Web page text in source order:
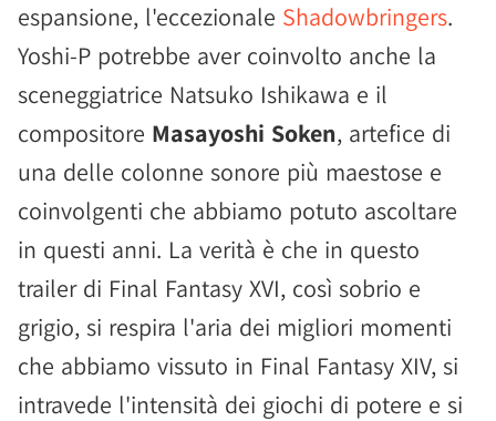
espansione, l'eccezionale Shadowbringers.
Yoshi-P potrebbe aver coinvolto anche la
sceneggiatrice Natsuko Ishikawa e il
compositore Masayoshi Soken, artefice di
una delle colonne sonore più maestose e
coinvolgenti che abbiamo potuto ascoltare
in questi anni. La verità è che in questo
trailer di Final Fantasy XVI, così sobrio e
grigio, si respira l'aria dei migliori momenti
che abbiamo vissuto in Final Fantasy XIV, si
intravede l'intensità dei giochi di potere e si